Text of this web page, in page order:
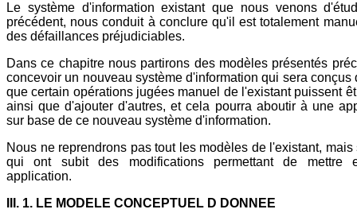
Le système d'information existant que nous venons
précédent, nous conduit à conclure qu'il est totalement
des défaillances préjudiciables.
Dans ce chapitre nous partirons des modèles présentés
concevoir un nouveau système d'information qui sera conçus
que certain opérations jugées manuel de l'existant puissent
ainsi que d'ajouter d'autres, et cela pourra aboutir à une
sur base de ce nouveau système d'information.
Nous ne reprendrons pas tout les modèles de l'existant,
qui ont subit des modifications permettant de mettre
application.
III. 1. LE MODELE CONCEPTUEL D DONNEE